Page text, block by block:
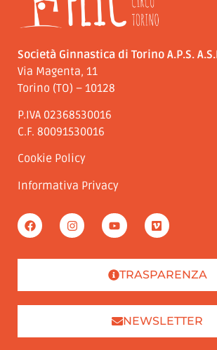
Società Ginnastica di Torino A.P.S.
Via Magenta, 11
Torino (TO) – 10128
P.IVA 02368530016
C.F. 80091530016
Cookie Policy
Informativa Privacy
TRASPARENZA
NEWSLETTER